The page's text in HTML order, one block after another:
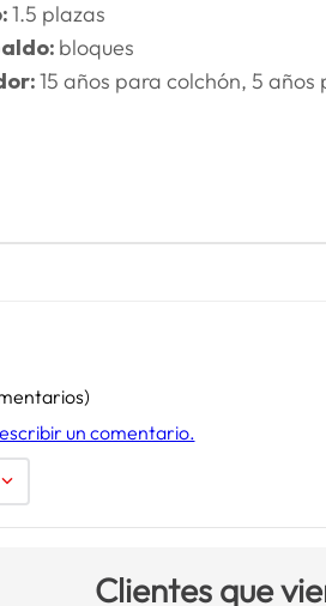
1.5 plazas
bloques
15 años para colchón, 5
un comentario.
Clientes que